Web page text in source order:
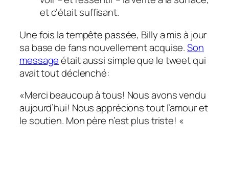
et c’était suffisant.
Une fois la tempête passée, Billy a mis à jour
sa base de fans nouvellement acquise.Son
messageétait aussi simple que le tweet qui
avait tout déclenché:
«Merci beaucoup à tous! Nous avons vendu
aujourd’hui! Nous apprécions tout l’amour et
le soutien. Mon père n’est plus triste! «